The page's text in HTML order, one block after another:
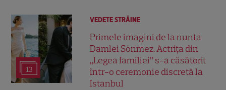
13
VEDETE STRĂINE
Primele imagini de la nunta
Damlei Sönmez. Actrița din
„Legea familiei” s-a căsătorit
într-o ceremonie discretă la
Istanbul